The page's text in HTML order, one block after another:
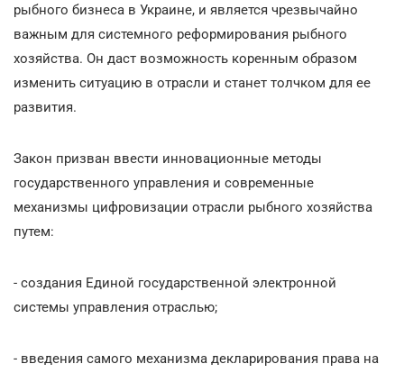
рыбного бизнеса в Украине, и является чрезвычайно
важным для системного реформирования рыбного
хозяйства. Он даст возможность коренным образом
изменить ситуацию в отрасли и станет толчком для ее
развития.
Закон призван ввести инновационные методы
государственного управления и современные
механизмы цифровизации отрасли рыбного хозяйства
путем:
- создания Единой государственной электронной
системы управления отраслью;
- введения самого механизма декларирования права на